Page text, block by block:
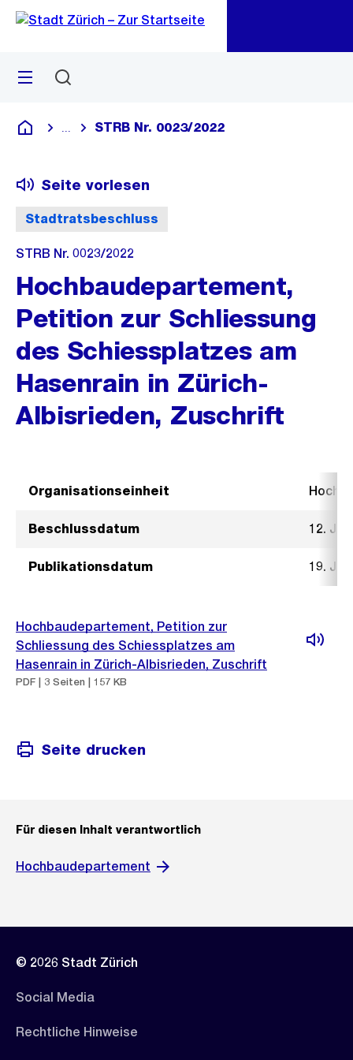
Navigation
Sprunglink
Menü
Deutsch
Blende alle Breadcrumbs ein
STRB Nr. 0023/2022
Stadtratsbeschluss
Seite vorlesen
STRB Nr. 0023/2022
Hochbaudepartement,
Petition zur Schliessung
des Schiessplatzes am
Hasenrain in Zürich-
Albisrieden, Zuschrift
Organisationseinheit
Beschlussdatum 12.
Publikationsdatum 19.
Hochbaudepartement, Petition zur
Schliessung des Schiessplatzes am
Hasenrain in Zürich-Albisrieden, Zuschrift
PDF | 3 Seiten | 157 KB
Seite drucken
Für diesen Inhalt verantwortlich
Hochbaudepartement
© 2026 Stadt Zürich
Social Media
Rechtliche Hinweise